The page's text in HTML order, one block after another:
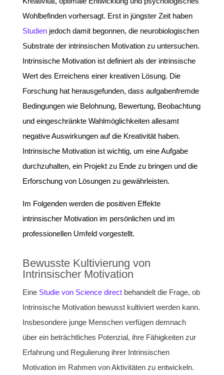
Wohlbefinden vorhersagt. Erst in jüngster Zeit haben
Studienjedoch damit begonnen, die neurobiologischen
Substrate der intrinsischen Motivation zu untersuchen.
Intrinsische Motivation ist definiert als der intrinsische
Wert des Erreichens einer kreativen Lösung. Die
Forschung hat herausgefunden, dass aufgabenfremde
Bedingungen wie Belohnung, Bewertung, Beobachtung
und eingeschränkte Wahlmöglichkeiten allesamt
negative Auswirkungen auf die Kreativität haben.
Intrinsische Motivation ist wichtig, um eine Aufgabe
durchzuhalten, ein Projekt zu Ende zu bringen und die
Erforschung von Lösungen zu gewährleisten.
Im Folgenden werden die positiven Effekte
intrinsischer Motivation im persönlichen und im
professionellen Umfeld vorgestellt.
Bewusste Kultivierung von
Intrinsischer Motivation
Eine Studie von Science directbehandelt die Frage, ob
Intrinsische Motivation bewusst kultiviert werden kann.
Insbesondere junge Menschen verfügen demnach
über ein beträchtliches Potenzial, ihre Fähigkeiten zur
Erfahrung und Regulierung ihrer Intrinsischen
Motivation im Rahmen von Aktivitäten zu entwickeln.